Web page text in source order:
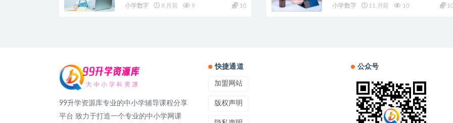
小学数字 8 月前 9 10 小学数字 11 月前 10
99升学资源库专业的中小学辅导课程分享
平台 致力于打造一个专业的中小学网课
快捷通道
加盟网站
版权声明
公众号